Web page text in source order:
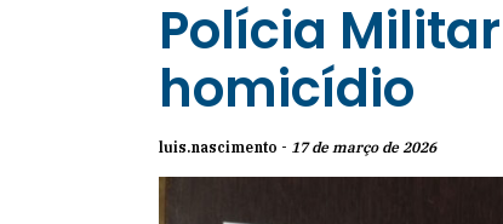
Polícia
homicídio
luis.nascimento - 17 de março de 2026